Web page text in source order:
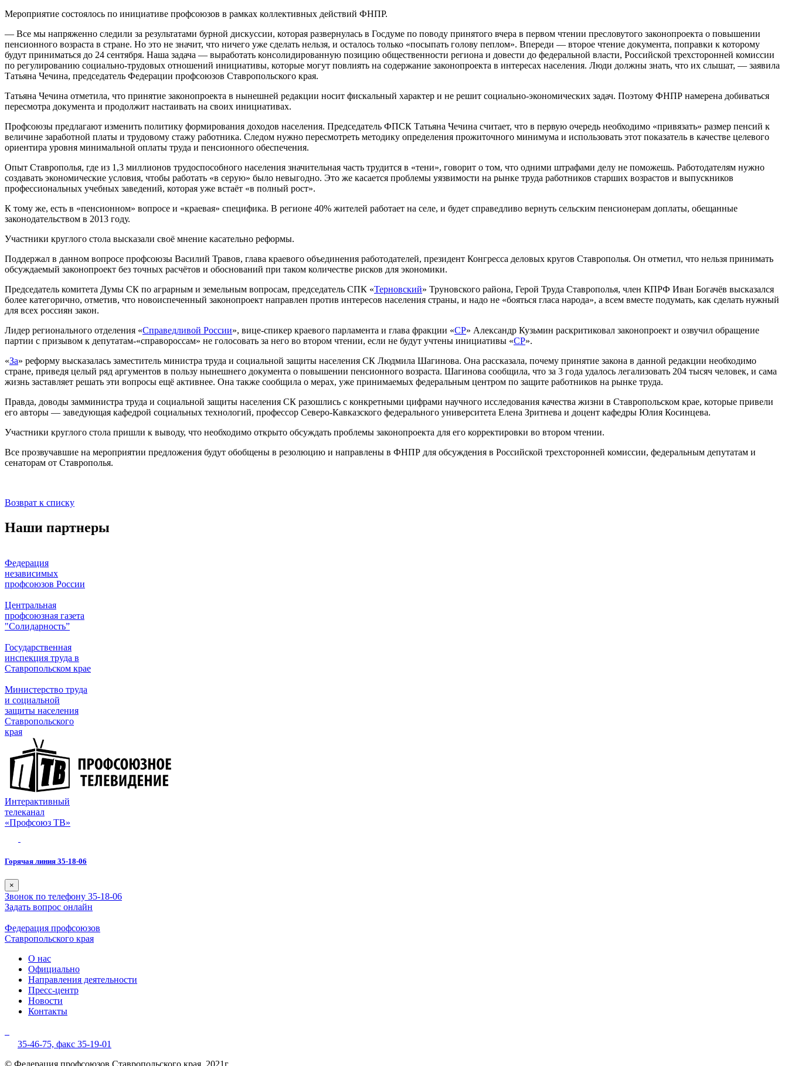
Мероприятие состоялось по инициативе профсоюзов в рамках коллективных действий ФНПР.
— Все мы напряженно следили за результатами бурной дискуссии, которая развернулась в Госдуме по поводу принятого вчера в первом чтении пресловутого законопроекта о повышении
пенсионного возраста в стране. Но это не значит, что ничего уже сделать нельзя, и осталось только «посыпать голову пеплом». Впереди — второе чтение документа, поправки к которому
будут приниматься до 24 сентября. Наша задача — выработать консолидированную позицию общественности региона и довести до федеральной власти, Российской трехсторонней комиссии
по регулированию социально-трудовых отношений инициативы, которые могут повлиять на содержание законопроекта в интересах населения. Люди должны знать, что их слышат, — заявила
Татьяна Чечина, председатель Федерации профсоюзов Ставропольского края.
Татьяна Чечина отметила, что принятие законопроекта в нынешней редакции носит фискальный характер и не решит социально-экономических задач. Поэтому ФНПР намерена добиваться
пересмотра документа и продолжит настаивать на своих инициативах.
Профсоюзы предлагают изменить политику формирования доходов населения. Председатель ФПСК Татьяна Чечина считает, что в первую очередь необходимо «привязать» размер пенсий к
величине заработной платы и трудовому стажу работника. Следом нужно пересмотреть методику определения прожиточного минимума и использовать этот показатель в качестве целевого
ориентира уровня минимальной оплаты труда и пенсионного обеспечения.
Опыт Ставрополья, где из 1,3 миллионов трудоспособного населения значительная часть трудится в «тени», говорит о том, что одними штрафами делу не поможешь. Работодателям нужно
создавать экономические условия, чтобы работать «в серую» было невыгодно. Это же касается проблемы уязвимости на рынке труда работников старших возрастов и выпускников
профессиональных учебных заведений, которая уже встаёт «в полный рост».
К тому же, есть в «пенсионном» вопросе и «краевая» специфика. В регионе 40% жителей работает на селе, и будет справедливо вернуть сельским пенсионерам доплаты, обещанные
законодательством в 2013 году.
Участники круглого стола высказали своё мнение касательно реформы.
Поддержал в данном вопросе профсоюзы Василий Травов, глава краевого объединения работодателей, президент Конгресса деловых кругов Ставрополья. Он отметил, что нельзя принимать
обсуждаемый законопроект без точных расчётов и обоснований при таком количестве рисков для экономики.
Председатель комитета Думы СК по аграрным и земельным вопросам, председатель СПК «Терновский» Труновского района, Герой Труда Ставрополья, член КПРФ Иван Богачёв высказался
более категорично, отметив, что новоиспеченный законопроект направлен против интересов населения страны, и надо не «бояться гласа народа», а всем вместе подумать, как сделать нужный
для всех россиян закон.
Лидер регионального отделения «Справедливой России», вице-спикер краевого парламента и глава фракции «СР» Александр Кузьмин раскритиковал законопроект и озвучил обращение
партии с призывом к депутатам-«справороссам» не голосовать за него во втором чтении, если не будут учтены инициативы «СР».
«За» реформу высказалась заместитель министра труда и социальной защиты населения СК Людмила Шагинова. Она рассказала, почему принятие закона в данной редакции необходимо
стране, приведя целый ряд аргументов в пользу нынешнего документа о повышении пенсионного возраста. Шагинова сообщила, что за 3 года удалось легализовать 204 тысяч человек, и сама
жизнь заставляет решать эти вопросы ещё активнее. Она также сообщила о мерах, уже принимаемых федеральным центром по защите работников на рынке труда.
Правда, доводы замминистра труда и социальной защиты населения СК разошлись с конкретными цифрами научного исследования качества жизни в Ставропольском крае, которые привели
его авторы — заведующая кафедрой социальных технологий, профессор Северо-Кавказского федерального университета Елена Зритнева и доцент кафедры Юлия Косинцева.
Участники круглого стола пришли к выводу, что необходимо открыто обсуждать проблемы законопроекта для его корректировки во втором чтении.
Все прозвучавшие на мероприятии предложения будут обобщены в резолюцию и направлены в ФНПР для обсуждения в Российской трехсторонней комиссии, федеральным депутатам и
сенаторам от Ставрополья.
Возврат к списку
Наши партнеры
Федерация
независимых
профсоюзов России
Центральная
профсоюзная газета
"Солидарность”
Государственная
инспекция труда в
Ставропольском крае
Министерство труда
и социальной
защиты населения
Ставропольского
края
Интерактивный
телеканал
«Профсоюз ТВ»
Горячая линия 35-18-06
×
Звонок по телефону 35-18-06
Задать вопрос онлайн
Федерация профсоюзов
Ставропольского края
О нас
Официально
Направления деятельности
Пресс-центр
Новости
Контакты
35-46-75, факс 35-19-01